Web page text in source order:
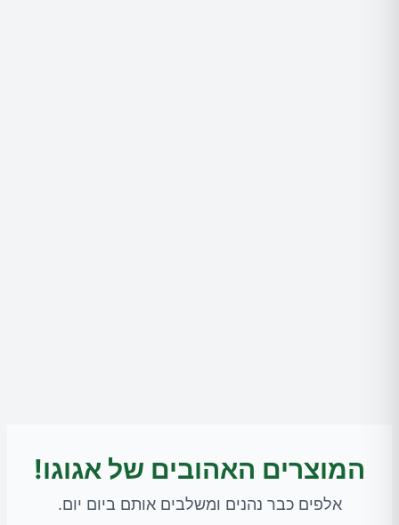
המוצרים האהובים של אגוגו!
אלפים כבר נהנים ומשלבים אותם ביום יום.